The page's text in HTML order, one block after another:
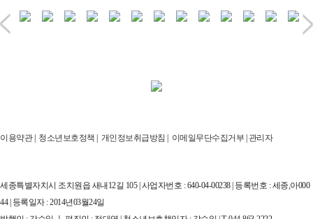
이용약관| 청소년보호정책 | 개인정보취급방침 | 이메일무단수집거부 | 관리자
세종특별자치시 조치원읍 새내12길 105 | 사업자번호 : 640-04-00238 | 등록번호 : 세종,아000
44 | 등록일자 : 2014년03월24일